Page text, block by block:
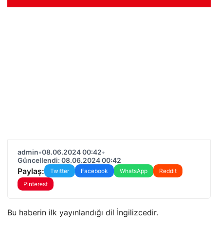
admin•08.06.2024 00:42•
Güncellendi: 08.06.2024 00:42
Paylaş: Twitter Facebook WhatsApp
Reddit
Pinterest
Bu haberin ilk yayınlandığı dil İngilizcedir.